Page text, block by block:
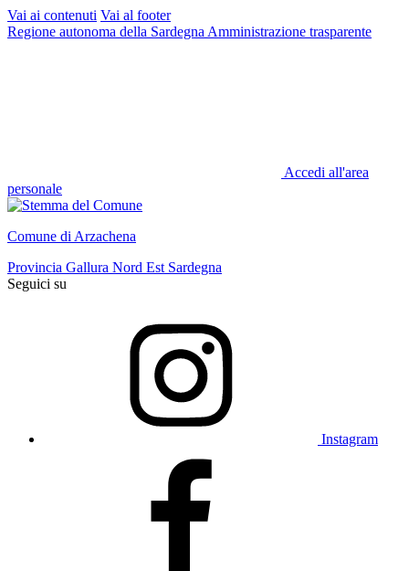
Vai ai contenuti Vai al footer
Regione autonoma della Sardegna Amministrazione trasparente
Accedi all'area
personale
Comune di Arzachena
Provincia Gallura Nord Est Sardegna
Seguici su
Instagram